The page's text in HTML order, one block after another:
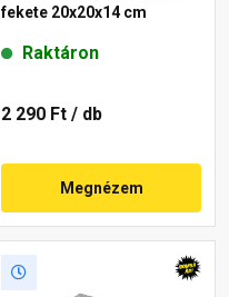
fekete 20x20x14 cm
Raktáron
2 290 Ft / db
Megnézem